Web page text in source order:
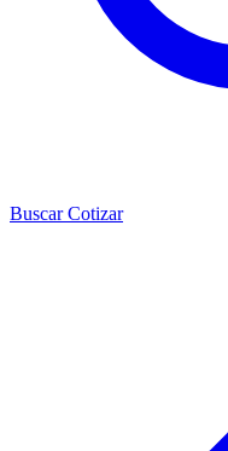
BuscarCotizar